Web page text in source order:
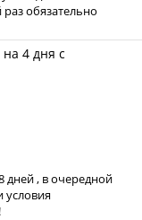
обязательно
дней , в очередной
условия